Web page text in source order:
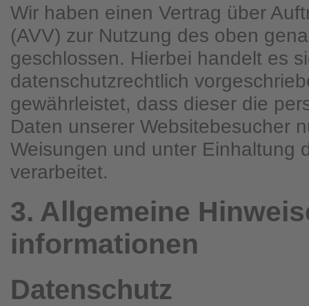
Wir haben einen Vertrag über
(AVV) zur Nutzung des oben
geschlossen. Hierbei handelt es
datenschutzrechtlich
gewährleistet, dass dieser die
Daten unserer Websitebesucher
Weisungen und unter Einhaltung
verarbeitet.
3. Allgemeine
informationen
Datenschutz